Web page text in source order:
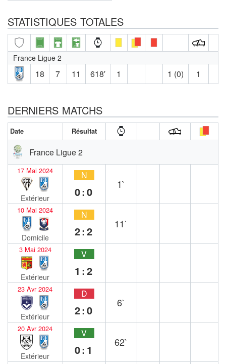
STATISTIQUES TOTALES
France Ligue 2
18 7 11 618′ 1 1 (0) 1
DERNIERS MATCHS
Date Résultat
France Ligue 2
17 Mai 2024
Extérieur
N
0:0
1`
10 Mai 2024
Domicile
N
2:2
11`
3 Mai 2024
Extérieur
V
1:2
23 Avr 2024
Extérieur
D
2:0
6`
20 Avr 2024
Extérieur
V
0:1
62`